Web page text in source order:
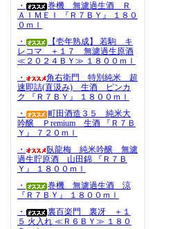
・
巻機 無濾過生酒 Ｒ
ＡＩＭＥＩ 『Ｒ７ＢＹ』 １８０
０ｍｌ
・
【壱年熟成】 若駒 キ
レコマ ＋１７ 無濾過生原酒
≪２０２４ＢＹ≫ １８００ｍｌ
・
角右衛門 特別純米 超
速即詰(直汲み) 生酒 ピンカ
ク 『Ｒ７ＢＹ』 １８００ｍｌ
・
町田酒造３５ 純米大
吟醸 Ｐremium 生酒 『Ｒ７Ｂ
Ｙ』 ７２０ｍｌ
・
臥龍梅 純米吟醸 無濾
過生貯原酒 山田錦 『Ｒ７Ｂ
Ｙ』 １８００ｍｌ
・
巻機 無濾過生酒 涼
『Ｒ７ＢＹ』 １８００ｍｌ
・
裏百楽門 裏冴 ＋１
５ 火入れ ≪Ｒ６ＢＹ≫ １８０